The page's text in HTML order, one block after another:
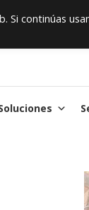
Si continúas